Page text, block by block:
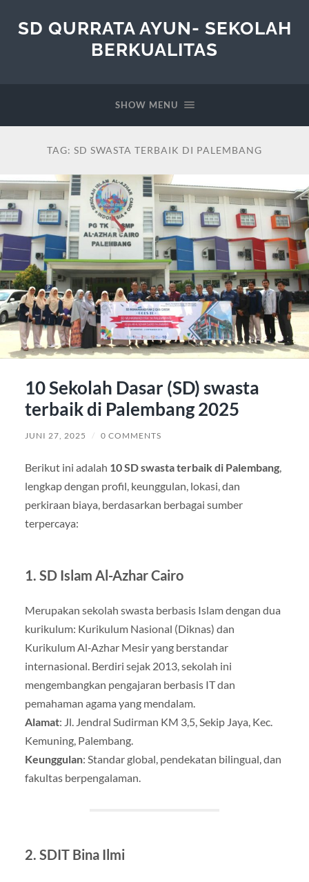
SD QURRATA AYUN- SEKOLAH
BERKUALITAS
SHOW MENU
TAG: SD SWASTA TERBAIK DI PALEMBANG
10 Sekolah Dasar (SD) swasta
terbaik di Palembang 2025
JUNI 27, 2025 / 0 COMMENTS
Berikut ini adalah 10 SD swasta terbaik di Palembang,
lengkap dengan profil, keunggulan, lokasi, dan
perkiraan biaya, berdasarkan berbagai sumber
terpercaya:
1. SD Islam Al-Azhar Cairo
Merupakan sekolah swasta berbasis Islam dengan dua
kurikulum: Kurikulum Nasional (Diknas) dan
Kurikulum Al‑Azhar Mesir yang berstandar
internasional. Berdiri sejak 2013, sekolah ini
mengembangkan pengajaran berbasis IT dan
pemahaman agama yang mendalam.
Alamat: Jl. Jendral Sudirman KM 3,5, Sekip Jaya, Kec.
Kemuning, Palembang.
Keunggulan: Standar global, pendekatan bilingual, dan
fakultas berpengalaman.
2. SDIT Bina Ilmi